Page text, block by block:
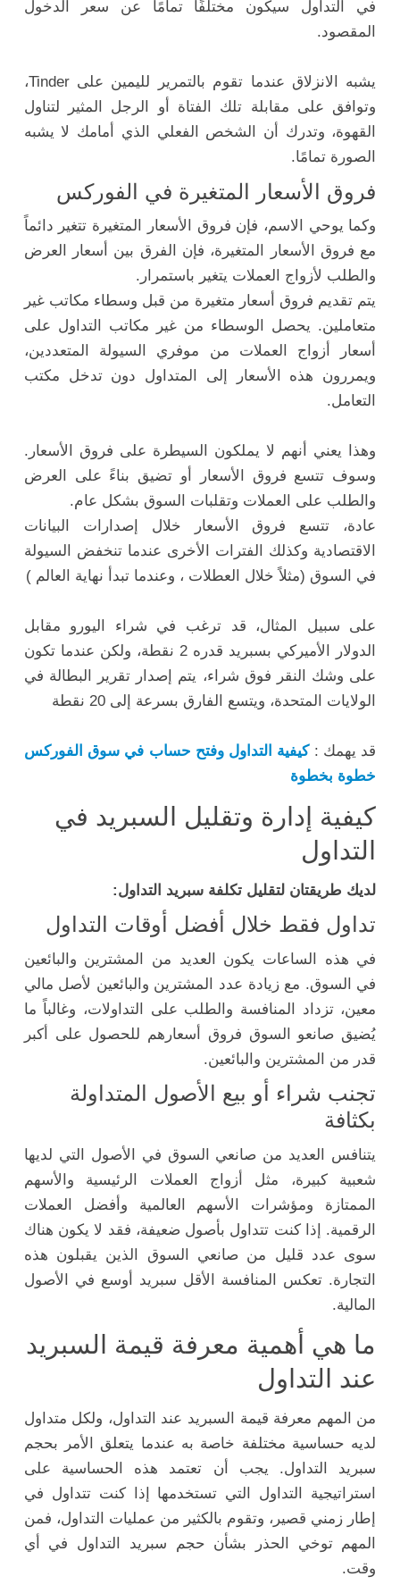
في التداول سيكون مختلفًا تمامًا عن سعر الدخول
المقصود.
يشبه الانزلاق عندما تقوم بالتمرير لليمين على Tinder،
وتوافق على مقابلة تلك الفتاة أو الرجل المثير لتناول
القهوة، وتدرك أن الشخص الفعلي الذي أمامك لا يشبه
الصورة تمامًا.
فروق الأسعار المتغيرة في الفوركس
وكما يوحي الاسم، فإن فروق الأسعار المتغيرة تتغير دائماً
مع فروق الأسعار المتغيرة، فإن الفرق بين أسعار العرض
والطلب لأزواج العملات يتغير باستمرار.
يتم تقديم فروق أسعار متغيرة من قبل وسطاء مكاتب غير
متعاملين. يحصل الوسطاء من غير مكاتب التداول على
أسعار أزواج العملات من موفري السيولة المتعددين،
ويمررون هذه الأسعار إلى المتداول دون تدخل مكتب
التعامل.
وهذا يعني أنهم لا يملكون السيطرة على فروق الأسعار.
وسوف تتسع فروق الأسعار أو تضيق بناءً على العرض
والطلب على العملات وتقلبات السوق بشكل عام.
عادة، تتسع فروق الأسعار خلال إصدارات البيانات
الاقتصادية وكذلك الفترات الأخرى عندما تنخفض السيولة
في السوق (مثلاً خلال العطلات ، وعندما تبدأ نهاية العالم )
على سبيل المثال، قد ترغب في شراء اليورو مقابل
الدولار الأميركي بسبريد قدره 2 نقطة، ولكن عندما تكون
على وشك النقر فوق شراء، يتم إصدار تقرير البطالة في
الولايات المتحدة، ويتسع الفارق بسرعة إلى 20 نقطة
قد يهمك :كيفية التداول وفتح حساب في سوق الفوركس
خطوة بخطوة
كيفية إدارة وتقليل السبريد في
التداول
لديك طريقتان لتقليل تكلفة سبريد التداول:
تداول فقط خلال أفضل أوقات التداول
في هذه الساعات يكون العديد من المشترين والبائعين
في السوق. مع زيادة عدد المشترين والبائعين لأصل مالي
معين، تزداد المنافسة والطلب على التداولات، وغالباً ما
يُضيق صانعو السوق فروق أسعارهم للحصول على أكبر
قدر من المشترين والبائعين.
تجنب شراء أو بيع الأصول المتداولة
بكثافة
يتنافس العديد من صانعي السوق في الأصول التي لديها
شعبية كبيرة، مثل أزواج العملات الرئيسية والأسهم
الممتازة ومؤشرات الأسهم العالمية وأفضل العملات
الرقمية. إذا كنت تتداول بأصول ضعيفة، فقد لا يكون هناك
سوى عدد قليل من صانعي السوق الذين يقبلون هذه
التجارة. تعكس المنافسة الأقل سبريد أوسع في الأصول
المالية.
ما هي أهمية معرفة قيمة السبريد
عند التداول
من المهم معرفة قيمة السبريد عند التداول، ولكل متداول
لديه حساسية مختلفة خاصة به عندما يتعلق الأمر بحجم
سبريد التداول. يجب أن تعتمد هذه الحساسية على
استراتيجية التداول التي تستخدمها إذا كنت تتداول في
إطار زمني قصير، وتقوم بالكثير من عمليات التداول، فمن
المهم توخي الحذر بشأن حجم سبريد التداول في أي
وقت.